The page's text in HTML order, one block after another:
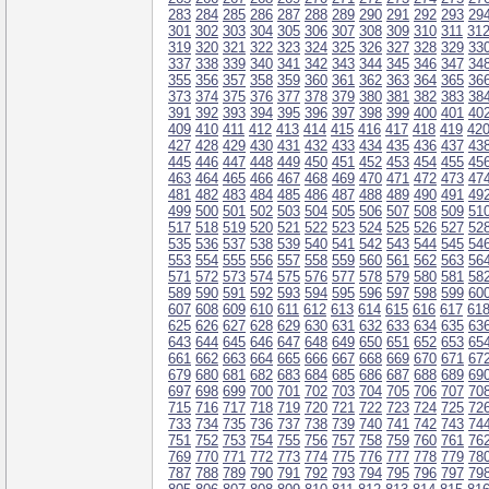
283 284 285 286 287 288 289 290 291 292 293
301 302 303 304 305 306 307 308 309 310 311 312
319 320 321 322 323 324 325 326 327 328 329
337 338 339 340 341 342 343 344 345 346 347
355 356 357 358 359 360 361 362 363 364 365
373 374 375 376 377 378 379 380 381 382 383
391 392 393 394 395 396 397 398 399 400 401
409 410 411 412 413 414 415 416 417 418 419 420
427 428 429 430 431 432 433 434 435 436 437
445 446 447 448 449 450 451 452 453 454 455
463 464 465 466 467 468 469 470 471 472 473
481 482 483 484 485 486 487 488 489 490 491
499 500 501 502 503 504 505 506 507 508 509
517 518 519 520 521 522 523 524 525 526 527
535 536 537 538 539 540 541 542 543 544 545
553 554 555 556 557 558 559 560 561 562 563
571 572 573 574 575 576 577 578 579 580 581
589 590 591 592 593 594 595 596 597 598 599
607 608 609 610 611 612 613 614 615 616 617 618
625 626 627 628 629 630 631 632 633 634 635
643 644 645 646 647 648 649 650 651 652 653
661 662 663 664 665 666 667 668 669 670 671
679 680 681 682 683 684 685 686 687 688 689
697 698 699 700 701 702 703 704 705 706 707
715 716 717 718 719 720 721 722 723 724 725
733 734 735 736 737 738 739 740 741 742 743
751 752 753 754 755 756 757 758 759 760 761
769 770 771 772 773 774 775 776 777 778 779
787 788 789 790 791 792 793 794 795 796 797